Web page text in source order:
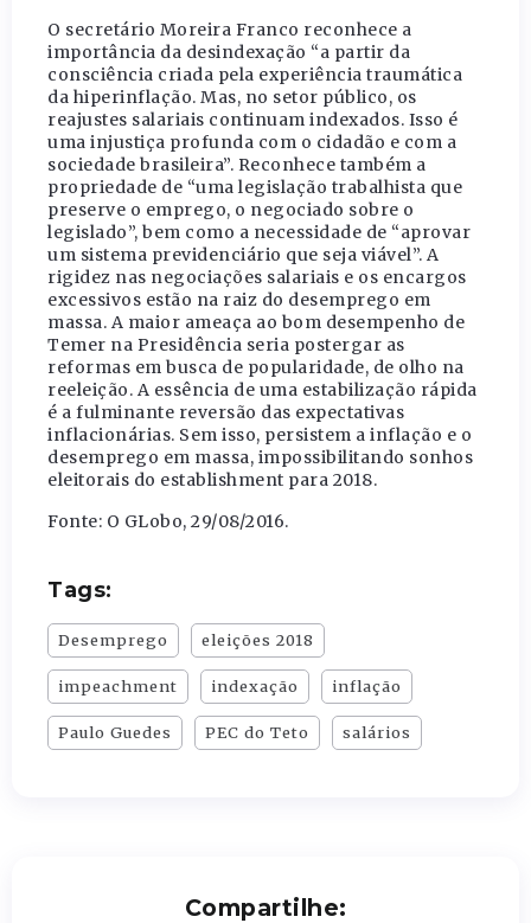
O secretário Moreira Franco reconhece a
importância da desindexação “a partir da
consciência criada pela experiência traumática
da hiperinflação. Mas, no setor público, os
reajustes salariais continuam indexados. Isso é
uma injustiça profunda com o cidadão e com a
sociedade brasileira”. Reconhece também a
propriedade de “uma legislação trabalhista que
preserve o emprego, o negociado sobre o
legislado”, bem como a necessidade de “aprovar
um sistema previdenciário que seja viável”. A
rigidez nas negociações salariais e os encargos
excessivos estão na raiz do desemprego em
massa. A maior ameaça ao bom desempenho de
Temer na Presidência seria postergar as
reformas em busca de popularidade, de olho na
reeleição. A essência de uma estabilização rápida
é a fulminante reversão das expectativas
inflacionárias. Sem isso, persistem a inflação e o
desemprego em massa, impossibilitando sonhos
eleitorais do establishment para 2018.
Fonte: O GLobo, 29/08/2016.
Tags:
Desemprego eleições 2018
impeachment indexação inflação
Paulo Guedes PEC do Teto salários
Compartilhe: